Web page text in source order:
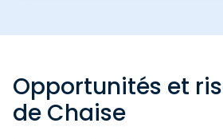
Opportunités et
de Chaise